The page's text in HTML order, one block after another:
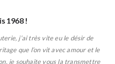
1968 !
j’ai très vite eu le désir de
que l’on vit avec amour et le
je souhaite vous la transmettre